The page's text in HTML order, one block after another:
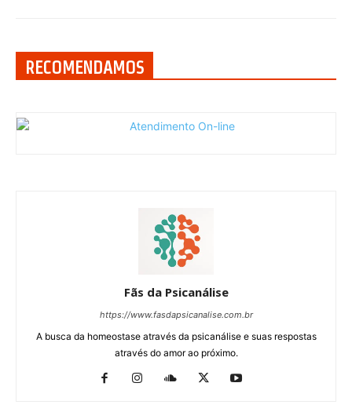
RECOMENDAMOS
Fãs da Psicanálise
https://www.fasdapsicanalise.com.br
A busca da homeostase através da psicanálise e suas respostas
através do amor ao próximo.